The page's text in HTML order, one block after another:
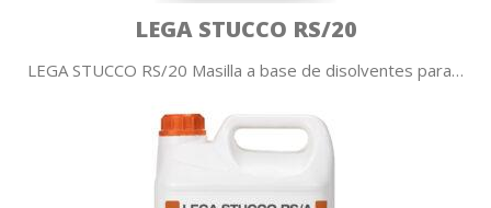
LEGA STUCCO RS/20
LEGA STUCCO RS/20 Masilla a base de disolventes para…